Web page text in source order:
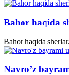
Bahor haqida
Bahor haqida
Navro’z